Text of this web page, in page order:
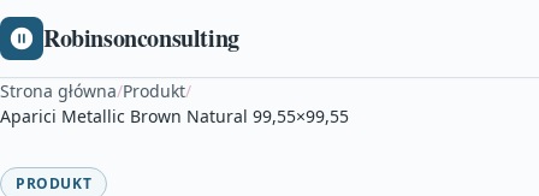
Robinsonconsulting
Strona główna/Produkt/
Aparici Metallic Brown Natural 99,55×99,55
PRODUKT